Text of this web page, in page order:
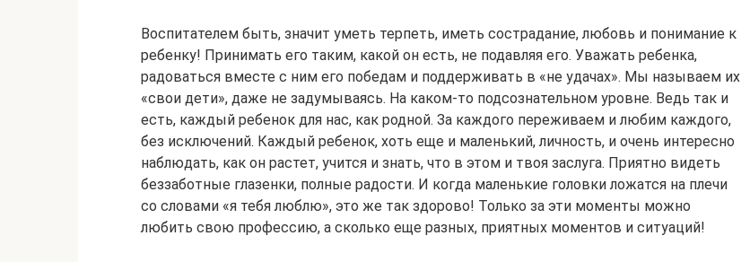
Воспитателем быть, значит уметь терпеть, иметь сострадание, любовь и понимание к
ребенку! Принимать его таким, какой он есть, не подавляя его. Уважать ребенка,
радоваться вместе с ним его победам и поддерживать в «не удачах». Мы называем их
«свои дети», даже не задумываясь. На каком-то подсознательном уровне. Ведь так и
есть, каждый ребенок для нас, как родной. За каждого переживаем и любим каждого,
без исключений. Каждый ребенок, хоть еще и маленький, личность, и очень интересно
наблюдать, как он растет, учится и знать, что в этом и твоя заслуга. Приятно видеть
беззаботные глазенки, полные радости. И когда маленькие головки ложатся на плечи
со словами «я тебя люблю», это же так здорово! Только за эти моменты можно
любить свою профессию, а сколько еще разных, приятных моментов и ситуаций!